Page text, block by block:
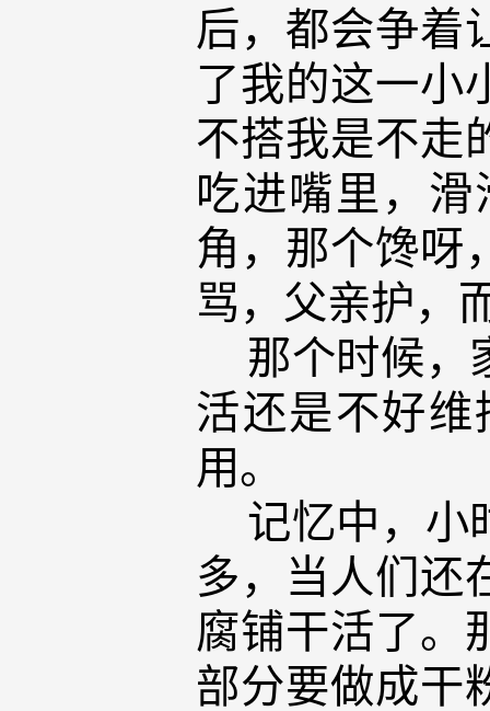
后，都会争着
了我的这一小
不搭我是不走
吃进嘴里，
角，那个馋呀
骂，父亲护，
那个时候，
活还是不好
用。
记忆中，小
多，当人们还
腐铺干活了。
部分要做成干